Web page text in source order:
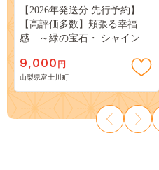
【2026年発送分 先行予約】
【高評価多数】頬張る幸福
感 ～緑の宝石・ シャインマ
３房） フルーツ 山梨県産 果
物 くだもの シャイン マスカ
ット ぶどう ブドウ 葡萄 大粒
種なし 先行予約 富士川町
10000円 一万円 9000円 九千円
9,000 円
山梨県富士川町